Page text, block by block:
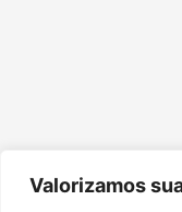
Valorizamos